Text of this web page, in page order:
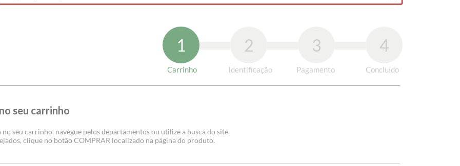
1 2 3 4
Carrinho Identificação Pagamento Concluído
seu carrinho
seu carrinho, navegue pelos departamentos ou utilize a busca do site.
clique no botão COMPRAR localizado na página do produto.